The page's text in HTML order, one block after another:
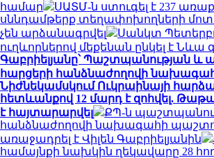
համար
ՍԱՏՄ-ն ստուգել է 237
սննդամթերք տեղափոխողների
չեն արձանագրվել
Սանկտ
ուղևորներով մեքենան ընկել է Նևա
Գաբրիելյանը՝ Պաշտպանության և
հարցերի հանձնաժողովի
Նիժնեկամսկում Ուկրաինայի
հետևանքով 12 մարդ է զոհվել.
է հայտարարվել
ՔՊ-ն
հանձնաժողովի նախագահի
առաջադրել է Վիլեն Գաբրիելյանին
համայնքի նախկին ղեկավարը 28